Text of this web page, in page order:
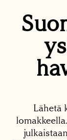
Lähetä